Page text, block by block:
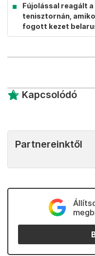
Fújolással reagált
tenisztornán,
fogott kezet
Kapcsolódó
Partnereinktől